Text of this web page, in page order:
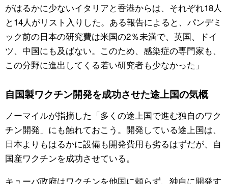
がはるかに少ないイタリアと香港からは、それぞれ18人
と14人がリスト入りした。ある報告によると、パンデミ
ック前の日本の研究費は米国の2％未満で、英国、ドイ
ツ、中国にも及ばない。このため、感染症の専門家も、
この分野に進出してくる若い研究者も少なかった」
自国製ワクチン開発を成功させた途上国の気概
ノーマイルが指摘した「多くの途上国で進む独自のワク
チン開発」にも触れておこう。開発している途上国は、
日本よりもはるかに設備も開発費用も劣るはずだが、自
国産ワクチンを成功させている。
キューバ政府はワクチンを他国に頼らず、独自に開発す